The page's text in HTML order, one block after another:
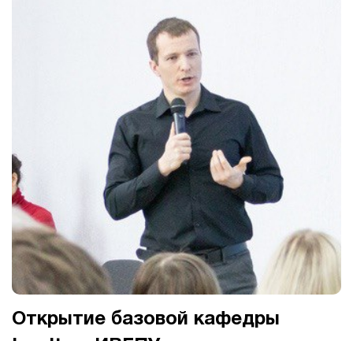
Открытие базовой кафедры